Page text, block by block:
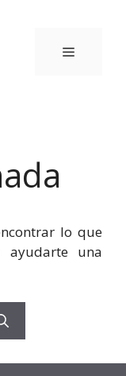
MENÚ
lo que
ayudarte una